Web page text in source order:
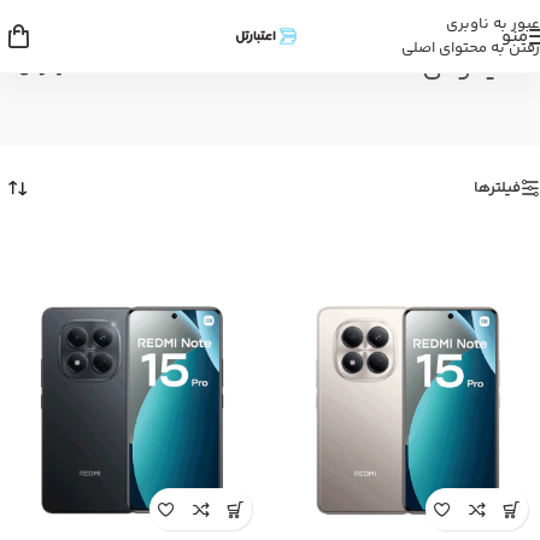
عبور به ناوبری
رفتن به محتوای اصلی
منو
شیائومی شیائومی
فیلترها